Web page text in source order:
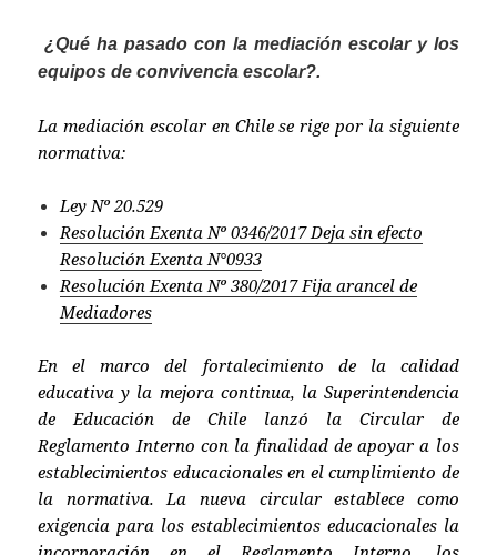
¿Qué ha pasado con la mediación escolar y los
equipos de convivencia escolar?.
La mediación escolar en Chile se rige por la siguiente
normativa:
Ley Nº 20.529
Resolución Exenta Nº 0346/2017 Deja sin efecto
Resolución Exenta N°0933
Resolución Exenta Nº 380/2017 Fija arancel de
Mediadores
En el marco del fortalecimiento de la calidad
educativa y la mejora continua, la Superintendencia
de Educación de Chile lanzó la Circular de
Reglamento Interno con la finalidad de apoyar a los
establecimientos educacionales en el cumplimiento de
la normativa. La nueva circular establece como
exigencia para los establecimientos educacionales la